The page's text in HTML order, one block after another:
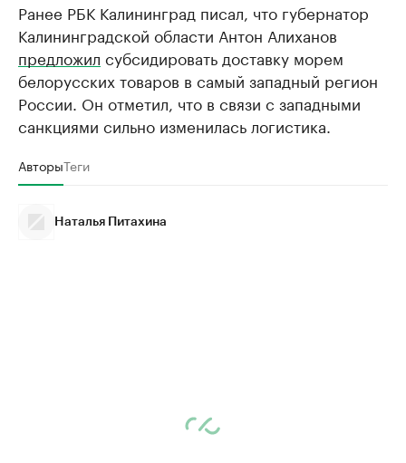
Ранее РБК Калининград писал, что губернатор
Калининградской области Антон Алиханов
предложил субсидировать доставку морем
белорусских товаров в самый западный регион
России. Он отметил, что в связи с западными
санкциями сильно изменилась логистика.
АвторыТеги
Наталья Питахина